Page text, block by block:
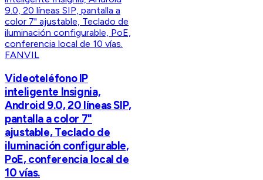
FANVIL
Videoteléfono IP
inteligente Insignia,
Android 9.0, 20 líneas SIP,
pantalla a color 7"
ajustable, Teclado de
iluminación configurable,
PoE, conferencia local de
10 vías.